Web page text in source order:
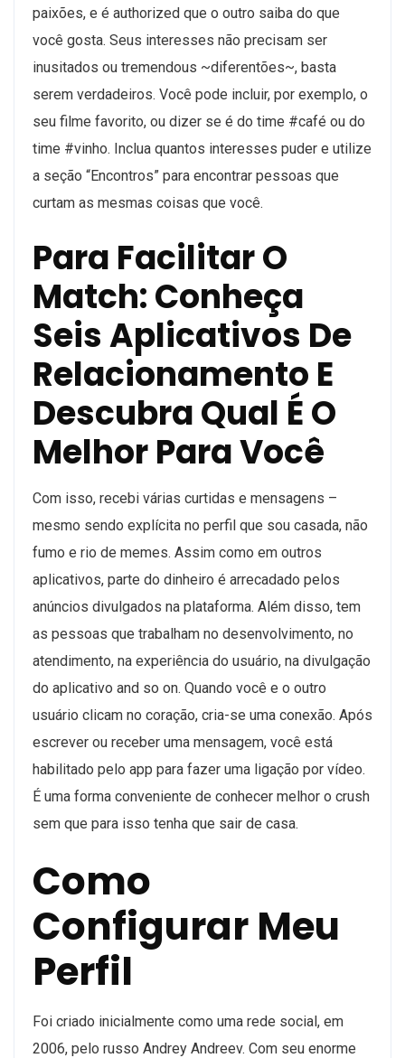
paixões, e é authorized que o outro saiba do que
você gosta. Seus interesses não precisam ser
inusitados ou tremendous ~diferentões~, basta
serem verdadeiros. Você pode incluir, por exemplo, o
seu filme favorito, ou dizer se é do time #café ou do
time #vinho. Inclua quantos interesses puder e utilize
a seção “Encontros” para encontrar pessoas que
curtam as mesmas coisas que você.
Para Facilitar O
Match: Conheça
Seis Aplicativos De
Relacionamento E
Descubra Qual É O
Melhor Para Você
Com isso, recebi várias curtidas e mensagens –
mesmo sendo explícita no perfil que sou casada, não
fumo e rio de memes. Assim como em outros
aplicativos, parte do dinheiro é arrecadado pelos
anúncios divulgados na plataforma. Além disso, tem
as pessoas que trabalham no desenvolvimento, no
atendimento, na experiência do usuário, na divulgação
do aplicativo and so on. Quando você e o outro
usuário clicam no coração, cria-se uma conexão. Após
escrever ou receber uma mensagem, você está
habilitado pelo app para fazer uma ligação por vídeo.
É uma forma conveniente de conhecer melhor o crush
sem que para isso tenha que sair de casa.
Como
Configurar Meu
Perfil
Foi criado inicialmente como uma rede social, em
2006, pelo russo Andrey Andreev. Com seu enorme